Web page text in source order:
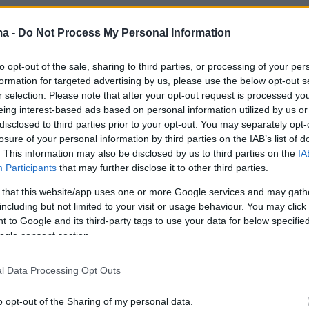
- Do Not Process My Personal Information
opt-out of the sale, sharing to third parties, or processing of your
for targeted advertising by us, please use the below opt-out
selection. Please note that after your opt-out request is processed
interest-based ads based on personal information utilized by us
to third parties prior to your opt-out. You may separately
of your personal information by third parties on the IAB’s list of
This information may also be disclosed by us to third parties on the
Participants that may further disclose it to other third parties.
that this website/app uses one or more Google services and may
but not limited to your visit or usage behaviour. You may
to Google and its third-party tags to use your data for below
consent section.
Data Processing Opt Outs
opt-out of the Sharing of my personal data.
του ΕΚΑΒ και διεκομίσθη στο Κέντρο Υγείας
αναγκαία η μεταφορά του με
στο Νοσοκομείο της Ρόδου. Σύμφωνα με τις
η υγεία του δεν διατρέχει κίνδυνο.
γνωστό η εκδίκαση της υπόθεσης 62χρονου
για τις 18 Ιουνίου.